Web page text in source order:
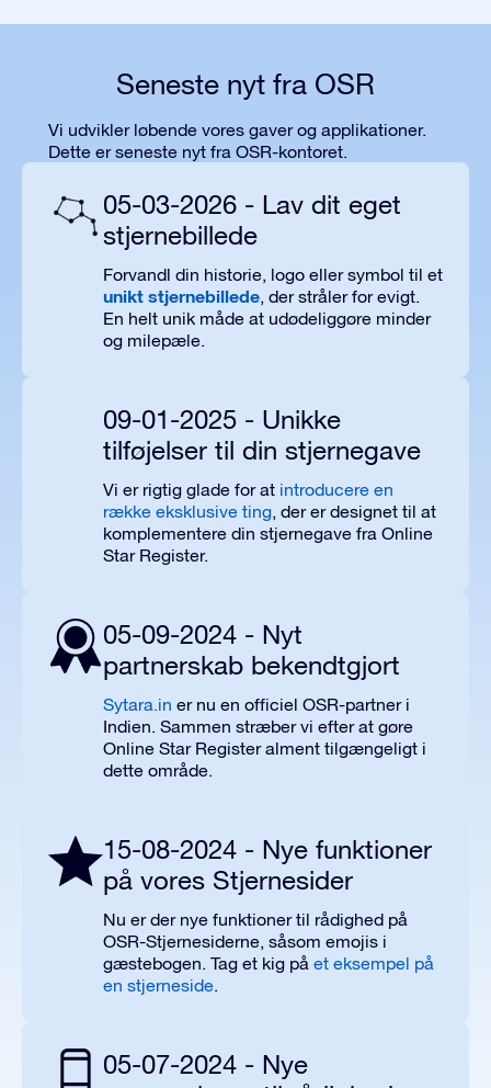
Seneste nyt fra OSR
Vi udvikler løbende vores gaver og applikationer.
Dette er seneste nyt fra OSR-kontoret.
05-03-2026 - Lav dit eget
stjernebillede
Forvandl din historie, logo eller symbol til et
unikt stjernebillede, der stråler for evigt.
En helt unik måde at udødeliggøre minder
og milepæle.
09-01-2025 - Unikke
tilføjelser til din stjernegave
Vi er rigtig glade for at introducere en
række eksklusive ting, der er designet til at
komplementere din stjernegave fra Online
Star Register.
05-09-2024 - Nyt
partnerskab bekendtgjort
Sytara.in er nu en officiel OSR-partner i
Indien. Sammen stræber vi efter at gøre
Online Star Register alment tilgængeligt i
dette område.
15-08-2024 - Nye funktioner
på vores Stjernesider
Nu er der nye funktioner til rådighed på
OSR-Stjernesiderne, såsom emojis i
gæstebogen. Tag et kig på et eksempel på
en stjerneside.
05-07-2024 - Nye